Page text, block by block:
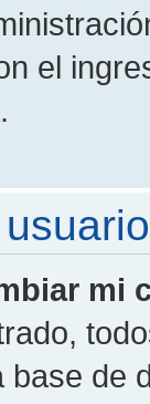
el
mi
de